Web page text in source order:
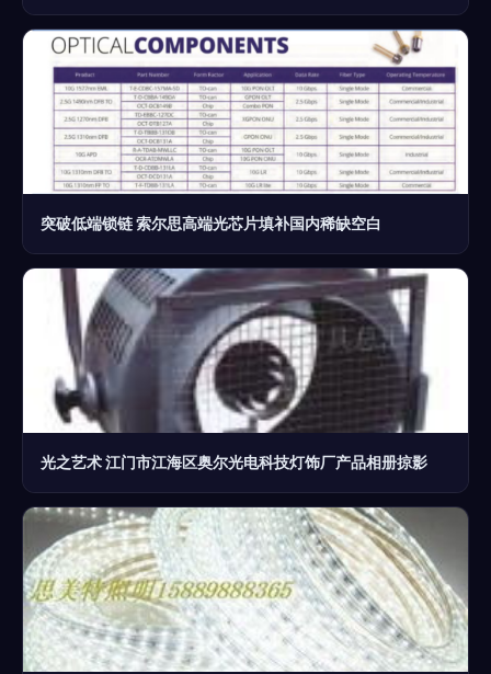
突破低端锁链 索尔思高端光芯片填补国内稀缺空白
光之艺术 江门市江海区奥尔光电科技灯饰厂产品相册掠影